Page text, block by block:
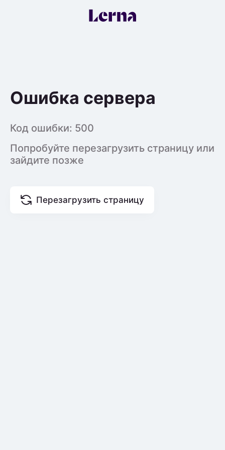
Ошибка сервера
Код ошибки: 500
Попробуйте перезагрузить страницу или
зайдите позже
Перезагрузить страницу